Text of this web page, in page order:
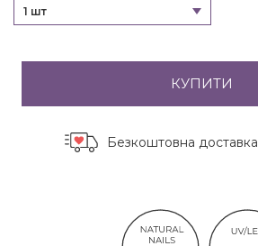
1 шт
КУПИТИ
Безкоштовна доставка